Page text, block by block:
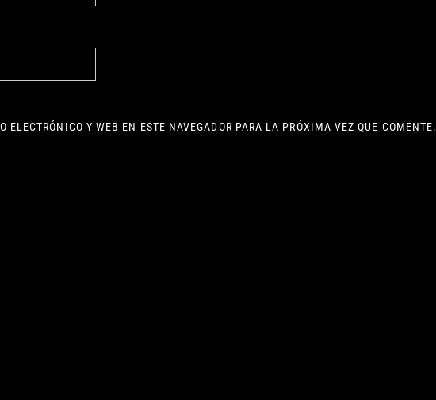
ELECTRÓNICO Y WEB EN ESTE NAVEGADOR PARA LA PRÓXIMA VEZ QUE COMENTE.